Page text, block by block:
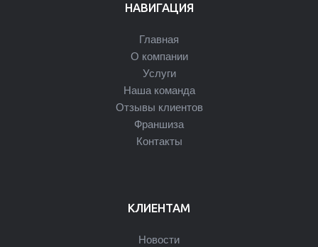
НАВИГАЦИЯ
Главная
О компании
Услуги
Наша команда
Отзывы клиентов
Франшиза
Контакты
КЛИЕНТАМ
Новости